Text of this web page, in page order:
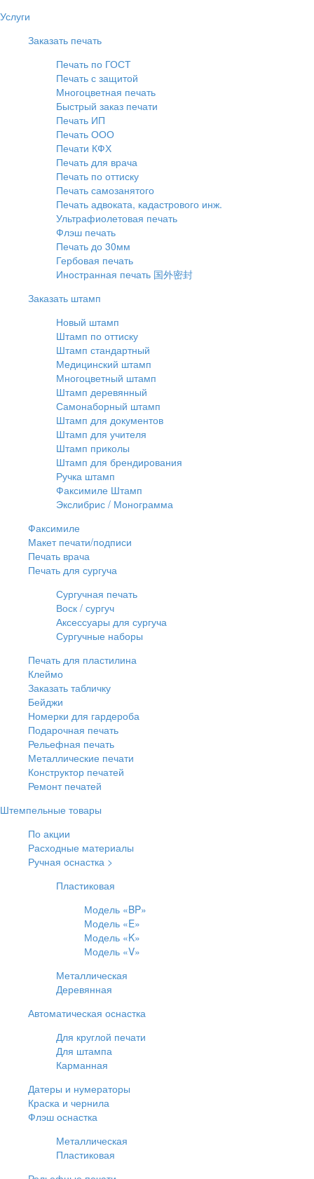
Услуги
Заказать печать
Печать по ГОСТ
Печать с защитой
Многоцветная печать
Быстрый заказ печати
Печать ИП
Печать ООО
Печати КФХ
Печать для врача
Печать по оттиску
Печать самозанятого
Печать адвоката, кадастрового инж.
Ультрафиолетовая печать
Флэш печать
Печать до 30мм
Гербовая печать
Иностранная печать 国外密封
Заказать штамп
Новый штамп
Штамп по оттиску
Штамп стандартный
Медицинский штамп
Многоцветный штамп
Штамп деревянный
Самонаборный штамп
Штамп для документов
Штамп для учителя
Штамп приколы
Штамп для брендирования
Ручка штамп
Факсимиле Штамп
Экслибрис / Монограмма
Факсимиле
Макет печати/подписи
Печать врача
Печать для сургуча
Сургучная печать
Воск / сургуч
Аксессуары для сургуча
Сургучные наборы
Печать для пластилина
Клеймо
Заказать табличку
Бейджи
Номерки для гардероба
Подарочная печать
Рельефная печать
Металлические печати
Конструктор печатей
Ремонт печатей
Штемпельные товары
По акции
Расходные материалы
Ручная оснастка >
Пластиковая
Модель «BP»
Модель «E»
Модель «K»
Модель «V»
Металлическая
Деревянная
Автоматическая оснастка
Для круглой печати
Для штампа
Карманная
Датеры и нумераторы
Краска и чернила
Флэш оснастка
Металлическая
Пластиковая